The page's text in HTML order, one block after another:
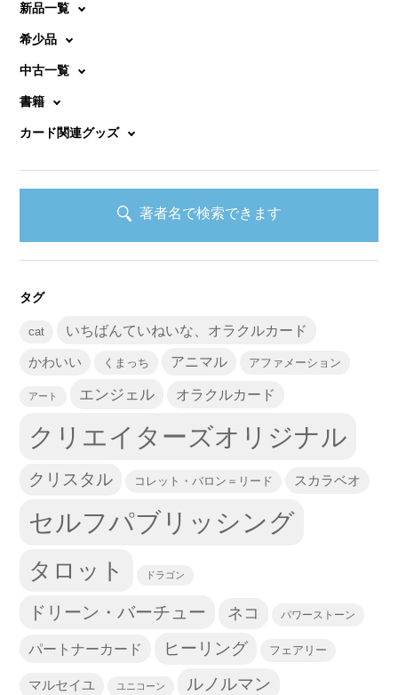
新品一覧
希少品
中古一覧
書籍
カード関連グッズ
著者名で検索できます
タグ
cat いちばんていねいな、オラクルカード
かわいい くまっち アニマル アファメーション
アート エンジェル オラクルカード
クリエイターズオリジナル
クリスタル コレット・バロン＝リード スカラベオ
セルフパブリッシング
タロット ドラゴン
ドリーン・バーチュー ネコ パワーストーン
パートナーカード ヒーリング フェアリー
マルセイユ ユニコーン ルノルマン